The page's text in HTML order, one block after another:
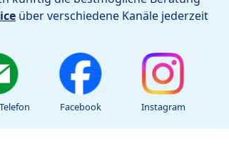
über verschiedene Kanäle jederzeit
Facebook Instagram